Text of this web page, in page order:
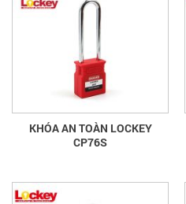
KHÓA AN TOÀN LOCKEY
CP76S